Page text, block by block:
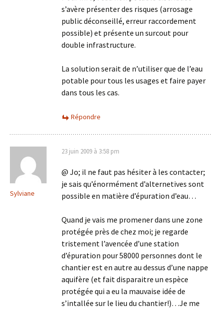
s’avère présenter des risques (arrosage
public déconseillé, erreur raccordement
possible) et présente un surcout pour
double infrastructure.
La solution serait de n’utiliser que de l’eau
potable pour tous les usages et faire payer
dans tous les cas.
Répondre
Sylviane
23 juin 2009 à 3:58 pm
@ Jo; il ne faut pas hésiter à les contacter;
je sais qu’énormément d’alternetives sont
possible en matière d’épuration d’eau…
Quand je vais me promener dans une zone
protégée près de chez moi; je regarde
tristement l’avencée d’une station
d’épuration pour 58000 personnes dont le
chantier est en autre au dessus d’une nappe
aquifère (et fait disparaitre un espèce
protégée qui a eu la mauvaise idée de
s’intallée sur le lieu du chantier!)…Je me